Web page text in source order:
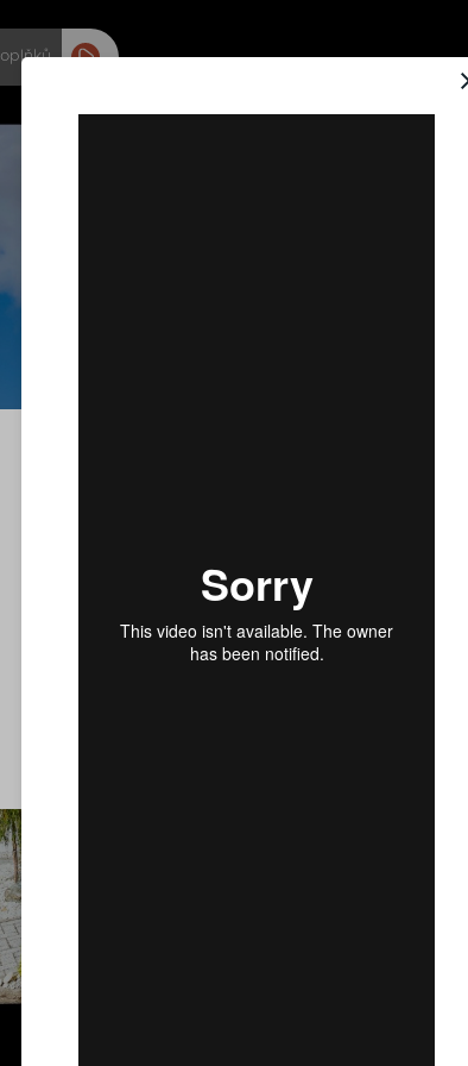
Do Návrháře střech stačí nahrát nebo vyfotit dům s
vaší střechou a hned poté můžete zkoušet, která
krytina se Vám bude líbit nejvíce.
Chcete-li nahrát svůj dům, klikněte v pravém
vysouvacím menu naZačít od začátku